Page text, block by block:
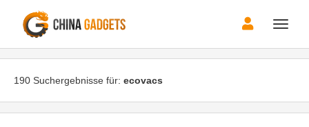
Toggle
190 Suchergebnisse für: ecovacs